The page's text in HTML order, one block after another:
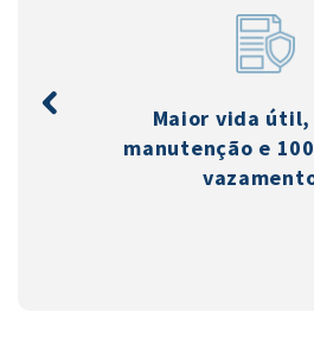
Maior vida útil,
manutenção e